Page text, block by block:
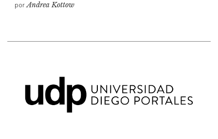
Sociedad
Vidas paralelas
porAndrea Kottow